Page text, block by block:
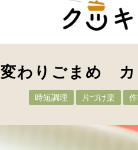
変わりごまめ カ
時短調理 片づけ楽